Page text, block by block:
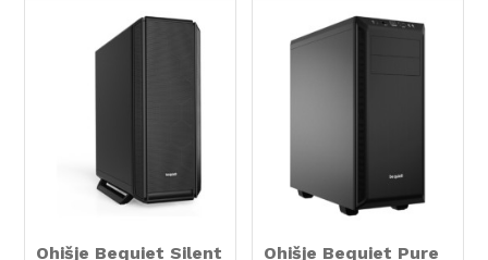
Ohišje Bequiet Silent
Ohišje Bequiet Pure